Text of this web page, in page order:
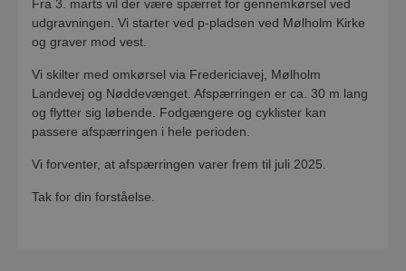
Fra 3. marts vil der være spærret for gennemkørsel ved
udgravningen. Vi starter ved p-pladsen ved Mølholm Kirke
og graver mod vest.
Vi skilter med omkørsel via Fredericiavej, Mølholm
Landevej og Nøddevænget. Afspærringen er ca. 30 m lang
og flytter sig løbende. Fodgængere og cyklister kan
passere afspærringen i hele perioden.
Vi forventer, at afspærringen varer frem til juli 2025.
Tak for din forståelse.